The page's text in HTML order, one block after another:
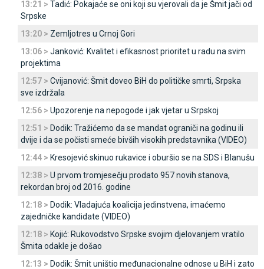
13:21 > Tadić: Pokajaće se oni koji su vjerovali da je Šmit jači od
Srpske
13:20 > Zemljotres u Crnoj Gori
13:06 > Јanković: Kvalitet i efikasnost prioritet u radu na svim
projektima
12:57 > Cvijanović: Šmit doveo BiH do političke smrti, Srpska
sve izdržala
12:56 > Upozorenje na nepogode i jak vjetar u Srpskoj
12:51 > Dodik: Tražićemo da se mandat ograniči na godinu ili
dvije i da se počisti smeće bivših visokih predstavnika (VIDEO)
12:44 > Kresojević skinuo rukavice i oburšio se na SDS i Blanušu
12:38 > U prvom tromjesečju prodato 957 novih stanova,
rekordan broj od 2016. godine
12:18 > Dodik: Vladajuća koalicija jedinstvena, imaćemo
zajedničke kandidate (VIDEO)
12:18 > Kojić: Rukovodstvo Srpske svojim djelovanjem vratilo
Šmita odakle je došao
12:13 > Dodik: Šmit uništio međunacionalne odnose u BiH i zato